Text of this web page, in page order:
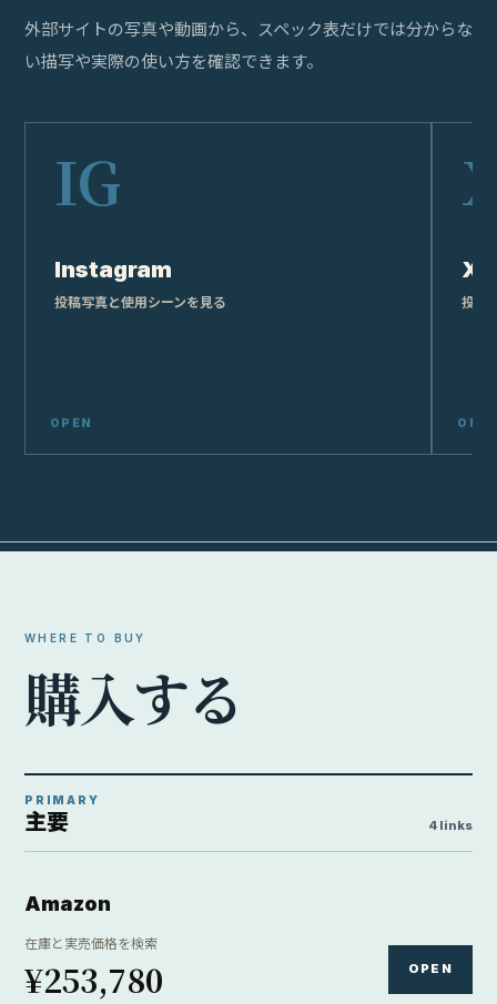
外部サイトの写真や動画から、スペック表だけでは分からな
い描写や実際の使い方を確認できます。
Instagram
投稿写真と使用シーンを見る
X
投稿
WHERE TO BUY
購入する
PRIMARY
主要 4 links
Amazon
在庫と実売価格を検索
¥253,780 OPEN